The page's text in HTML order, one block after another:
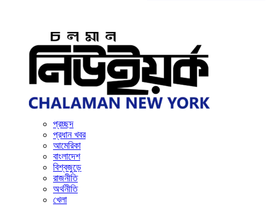
প্রচ্ছদ
প্রধান খবর
আমেরিকা
বাংলাদেশ
বিশ্বজুড়ে
রাজনীতি
অর্থনীতি
খেলা